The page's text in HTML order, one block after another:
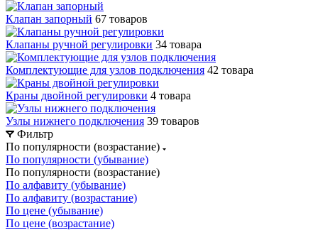
Клапан запорный 67 товаров
Клапаны ручной регулировки 34 товара
Комплектующие для узлов подключения 42 товара
Краны двойной регулировки 4 товара
Узлы нижнего подключения 39 товаров
Фильтр
По популярности (возрастание)
По популярности (убывание)
По популярности (возрастание)
По алфавиту (убывание)
По алфавиту (возрастание)
По цене (убывание)
По цене (возрастание)